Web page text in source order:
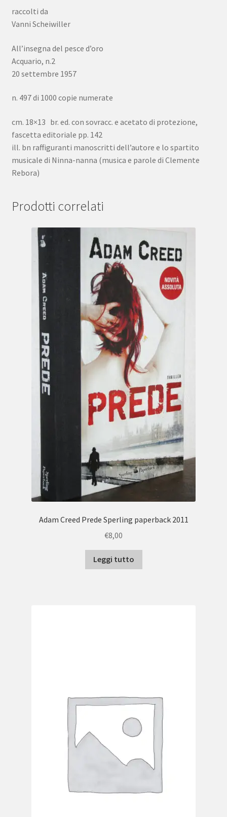
raccolti da
Vanni Scheiwiller
All’insegna del pesce d’oro
Acquario, n.2
20 settembre 1957
n. 497 di 1000 copie numerate
cm. 18×13 br. ed. con sovracc. e acetato di protezione,
fascetta editoriale pp. 142
ill. bn raffiguranti manoscritti dell’autore e lo spartito
musicale di Ninna-nanna (musica e parole di Clemente
Rebora)
Prodotti correlati
Adam Creed Prede Sperling paperback 2011
€8,00
Leggi tutto